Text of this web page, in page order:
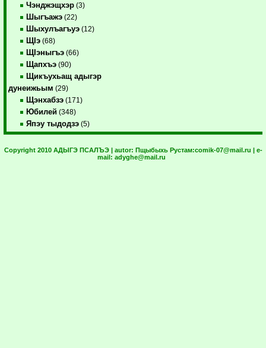
Чэнджэщхэр (3)
Шыгъажэ (22)
Шыхулъагъуэ (12)
ЩIэ (68)
ЩIэныгъэ (66)
Щапхъэ (90)
Щикъухьащ адыгэр
дунеижьым (29)
Щэнхабзэ (171)
Юбилей (348)
Япэу тыдодзэ (5)
Copyright 2010 АДЫГЭ ПСАЛЪЭ | autor: Пщыбыхь Рустам:comik-07@mail.ru | e-
mail: adyghe@mail.ru